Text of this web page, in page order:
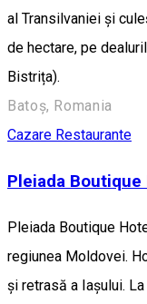
al Transilvaniei și
de hectare, pe
Bistrița).
Batoș, Romania
Cazare Restaurante
Pleiada
Pleiada Boutique
regiunea Moldovei.
și retrasă a Iașului.